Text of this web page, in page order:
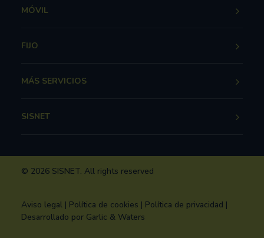
MÓVIL
FIJO
MÁS SERVICIOS
SISNET
© 2026 SISNET. All rights reserved
Aviso legal | Política de cookies | Política de privacidad |
Desarrollado por Garlic & Waters